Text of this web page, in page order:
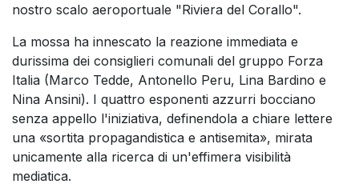
nostro scalo aeroportuale "Riviera del Corallo".
La mossa ha innescato la reazione immediata e
durissima dei consiglieri comunali del gruppo Forza
Italia (Marco Tedde, Antonello Peru, Lina Bardino e
Nina Ansini). I quattro esponenti azzurri bocciano
senza appello l'iniziativa, definendola a chiare lettere
una «sortita propagandistica e antisemita», mirata
unicamente alla ricerca di un'effimera visibilità
mediatica.